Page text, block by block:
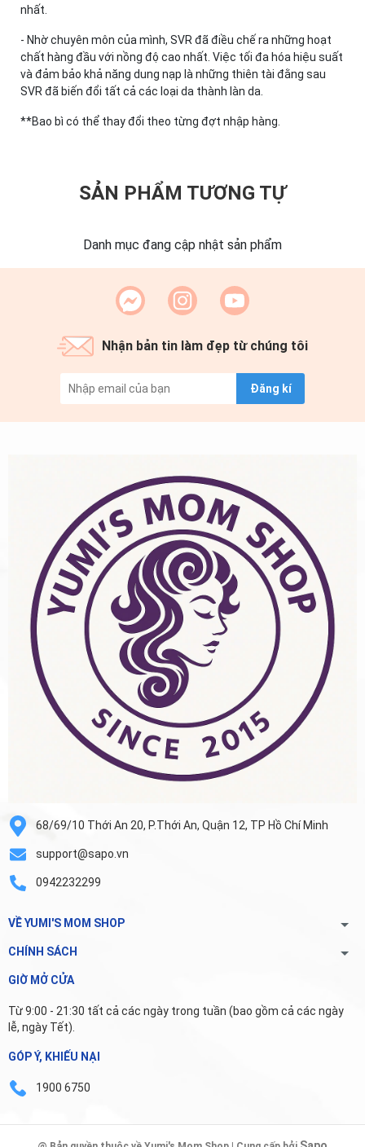
nhất.
- Nhờ chuyên môn của mình, SVR đã điều chế ra những hoạt
chất hàng đầu với nồng độ cao nhất. Việc tối đa hóa hiệu suất
và đảm bảo khả năng dung nạp là những thiên tài đằng sau
SVR đã biến đổi tất cả các loại da thành làn da.
**Bao bì có thể thay đổi theo từng đợt nhập hàng.
SẢN PHẨM TƯƠNG TỰ
Danh mục đang cập nhật sản phẩm
Nhận bản tin làm đẹp từ chúng tôi
Đăng kí
68/69/10 Thới An 20, P.Thới An, Quận 12, TP Hồ Chí Minh
support@sapo.vn
0942232299
VỀ YUMI'S MOM SHOP
CHÍNH SÁCH
GIỜ MỞ CỬA
Từ 9:00 - 21:30 tất cả các ngày trong tuần (bao gồm cả các ngày
lễ, ngày Tết).
GÓP Ý, KHIẾU NẠI
1900 6750